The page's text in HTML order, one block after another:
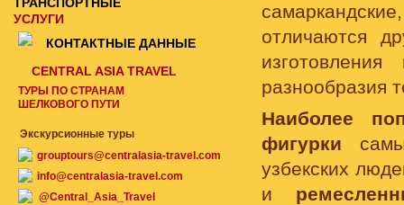
отличаются
разнообразия
Наиболее
фигурки
узбекских
и
УСЛУГИ
КОНТАКТНЫЕ ДАННЫЕ
CENTRAL ASIA TRAVEL
ТУРЫ ПО СТРАНАМ
ШЕЛКОВОГО ПУТИ
Экскурсионные туры
grouptours@centralasia-travel.com
info@centralasia-travel.com
@Central_Asia_Travel